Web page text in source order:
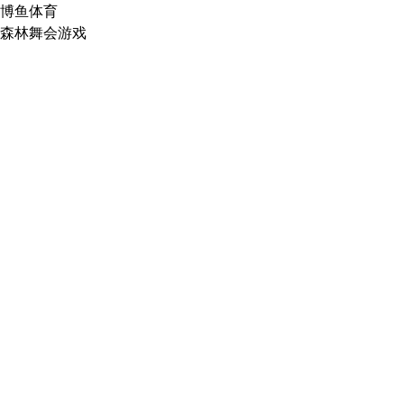
博鱼体育
森林舞会游戏